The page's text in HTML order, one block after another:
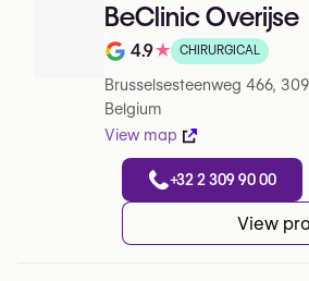
BeClinic Overijse
Note de 4.9 sur 5 sur
4.9★ CHIRURGICAL
Brusselsesteenweg 466,
Belgium
View map
+32 2 309 90 00
View